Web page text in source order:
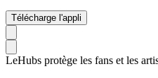
Télécharge l'appli
LeHubs protège les fans et les